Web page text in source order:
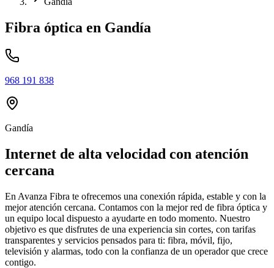
Fibra óptica en Gandía
968 191 838
Gandía
Internet de alta velocidad con atención
cercana
En Avanza Fibra te ofrecemos una conexión rápida, estable y con la
mejor atención cercana. Contamos con la mejor red de fibra óptica y
un equipo local dispuesto a ayudarte en todo momento. Nuestro
objetivo es que disfrutes de una experiencia sin cortes, con tarifas
transparentes y servicios pensados para ti: fibra, móvil, fijo,
televisión y alarmas, todo con la confianza de un operador que crece
contigo.